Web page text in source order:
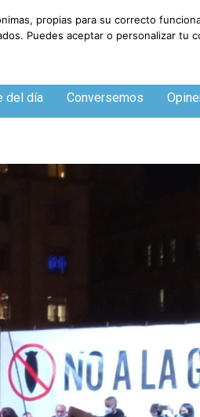
del día Conversemos
propias para su correcto
Puedes aceptar o personalizar tu